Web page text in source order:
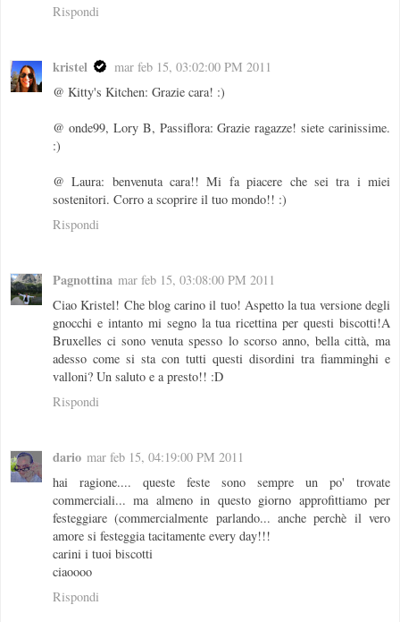
Rispondi
kristel
mar feb 15, 03:02:00 PM 2011
@ Kitty's Kitchen: Grazie cara! :)
@ onde99, Lory B, Passiflora: Grazie ragazze! siete carinissime.
:)
@ Laura: benvenuta cara!! Mi fa piacere che sei tra i miei
sostenitori. Corro a scoprire il tuo mondo!! :)
Rispondi
Pagnottina mar feb 15, 03:08:00 PM 2011
Ciao Kristel! Che blog carino il tuo! Aspetto la tua versione degli
gnocchi e intanto mi segno la tua ricettina per questi biscotti!A
Bruxelles ci sono venuta spesso lo scorso anno, bella città, ma
adesso come si sta con tutti questi disordini tra fiamminghi e
valloni? Un saluto e a presto!! :D
Rispondi
dario mar feb 15, 04:19:00 PM 2011
hai ragione.... queste feste sono sempre un po' trovate
commerciali... ma almeno in questo giorno approfittiamo per
festeggiare (commercialmente parlando... anche perchè il vero
amore si festeggia tacitamente every day!!!
carini i tuoi biscotti
ciaoooo
Rispondi